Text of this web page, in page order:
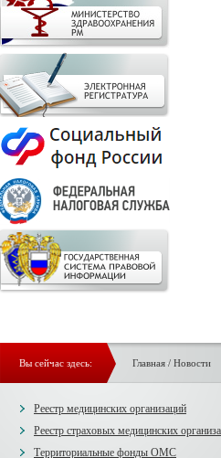
Вы сейчас здесь: Главная/ Новости
Реестр медицинских организаций
Реестр страховых медицинских
Территориальные фонды ОМС